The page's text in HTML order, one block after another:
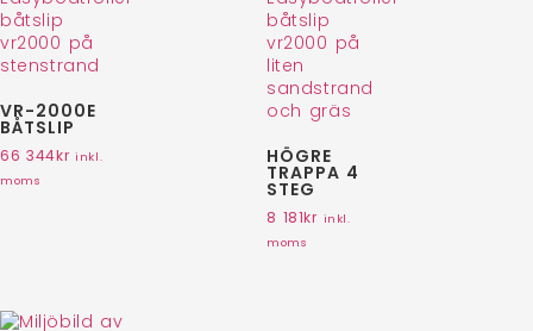
VR-2000E
BÅTSLIP
66 344kr inkl.
moms
HÖGRE
TRAPPA 4
STEG
8 181kr inkl.
moms